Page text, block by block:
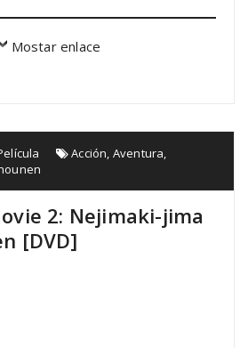
Mostar enlace
Acción, Aventura,
2: Nejimaki-jima
[DVD]